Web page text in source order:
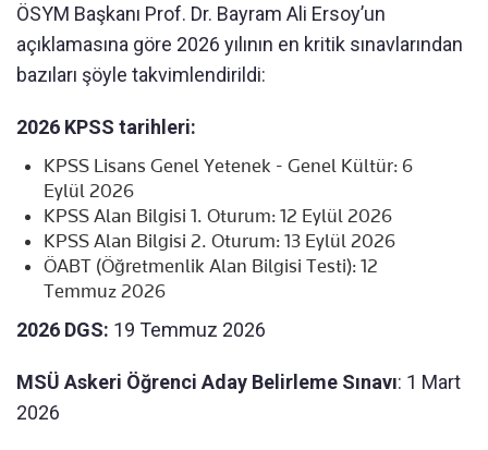
ÖSYM Başkanı Prof. Dr. Bayram Ali Ersoy’un
açıklamasına göre 2026 yılının en kritik sınavlarından
bazıları şöyle takvimlendirildi:
2026 KPSS tarihleri:
KPSS Lisans Genel Yetenek - Genel Kültür: 6
Eylül 2026
KPSS Alan Bilgisi 1. Oturum: 12 Eylül 2026
KPSS Alan Bilgisi 2. Oturum: 13 Eylül 2026
ÖABT (Öğretmenlik Alan Bilgisi Testi): 12
Temmuz 2026
2026 DGS: 19 Temmuz 2026
MSÜ Askeri Öğrenci Aday Belirleme Sınavı: 1 Mart
2026